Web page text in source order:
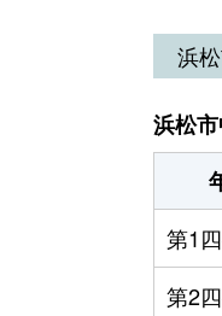
浜
浜松
第1
第2